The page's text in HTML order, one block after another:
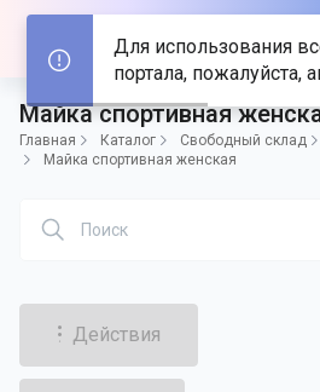
Майка спортивная
Главная Каталог Свободный склад
Майка спортивная женская
Действия
Для использования
портала, пожалуйста,